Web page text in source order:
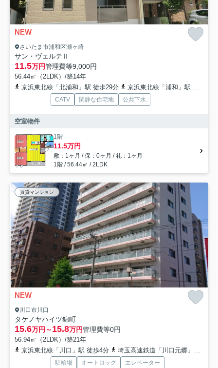
NEW
さいたま市浦和区瀬ヶ崎
サン・ヴェルテⅡ
11.5万円管理費等9,000円
56.44㎡（2LDK）/築14年
京浜東北線「北浦和」駅 徒歩29分
京浜東北線「浦和」駅 徒歩31分
CATV 閑静な住宅地 公共下水
空室物件
1階
11.5万円
敷：1ヶ月 / 保：0ヶ月 / 礼：1ヶ月
1階 / 56.44㎡ / 2LDK
賃貸マンション
NEW
川口市川口
タケノヤハイツ錦町
15.6万円～15.8万円管理費等0円
56.94㎡（2LDK）/築21年
京浜東北線「川口」駅 徒歩4分
埼玉高速鉄道「川口元郷」駅 徒歩22分
駐輪場 オートロック
エレベーター